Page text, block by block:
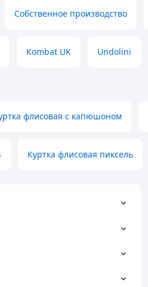
Собственное производство
Kombat UK Undolini
флисовая с капюшоном
Куртка флисовая пиксель